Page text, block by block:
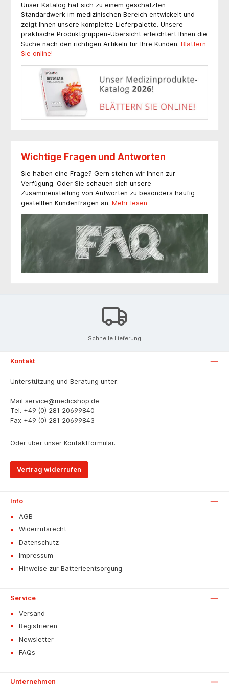
Unser Katalog hat sich zu einem geschätzten
Standardwerk im medizinischen Bereich entwickelt und
zeigt Ihnen unsere komplette Lieferpalette. Unsere
praktische Produktgruppen-Übersicht erleichtert Ihnen die
Suche nach den richtigen Artikeln für Ihre Kunden. Blättern
Sie online!
Wichtige Fragen und Antworten
Sie haben eine Frage? Gern stehen wir Ihnen zur
Verfügung. Oder Sie schauen sich unsere
Zusammenstellung von Antworten zu besonders häufig
gestellten Kundenfragen an. Mehr lesen
Schnelle Lieferung
Kontakt
Unterstützung und Beratung unter:
Mail service@medicshop.de
Tel. +49 (0) 281 20699840
Fax +49 (0) 281 20699843
Oder über unser Kontaktformular.
Vertrag widerrufen
Info
AGB
Widerrufsrecht
Datenschutz
Impressum
Hinweise zur Batterieentsorgung
Service
Versand
Registrieren
Newsletter
FAQs
Unternehmen